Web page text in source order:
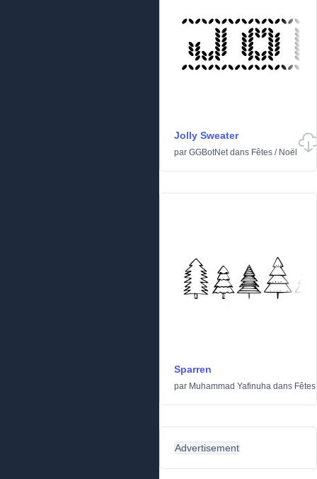
Jolly Sweater
par GGBotNetdans Fêtes / Noël
Sparren
par Muhammad Yafinuha dans Fêtes
Advertisement